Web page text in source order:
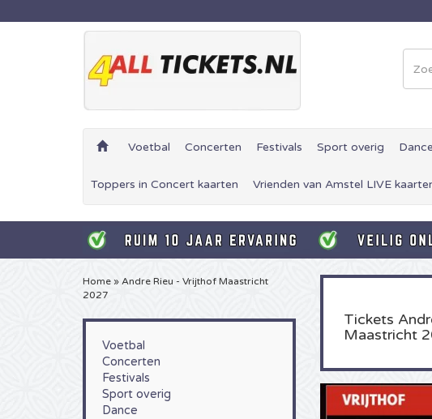
Voetbal Concerten Festivals Sport overig Dance
Toppers in Concert kaarten Vrienden van Amstel LIVE
Home » Andre Rieu - Vrijthof Maastricht
2027
Voetbal
Concerten
Festivals
Sport overig
Dance
Tickets
Maastricht